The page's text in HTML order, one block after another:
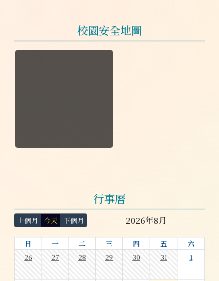
校園安全地圖
於彈跳視窗觀看：校園安全地圖.jpg
行事曆
上個月 今天 下個月 2026年8月
日 一 二 三 四 五
六
26
27 28 29 30 31 1